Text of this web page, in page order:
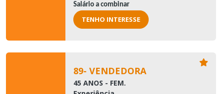
Salário a combinar
TENHO INTERESSE
89- VENDEDORA
45 ANOS - FEM.